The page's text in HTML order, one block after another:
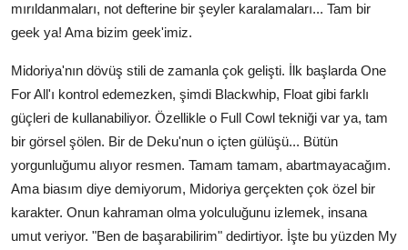
mırıldanmaları, not defterine bir şeyler karalamaları... Tam bir
geek ya! Ama bizim geek'imiz.
Midoriya'nın dövüş stili de zamanla çok gelişti. İlk başlarda One
For All'ı kontrol edemezken, şimdi Blackwhip, Float gibi farklı
güçleri de kullanabiliyor. Özellikle o Full Cowl tekniği var ya, tam
bir görsel şölen. Bir de Deku'nun o içten gülüşü... Bütün
yorgunluğumu alıyor resmen. Tamam tamam, abartmayacağım.
Ama biasım diye demiyorum, Midoriya gerçekten çok özel bir
karakter. Onun kahraman olma yolculuğunu izlemek, insana
umut veriyor. "Ben de başarabilirim" dedirtiyor. İşte bu yüzden My